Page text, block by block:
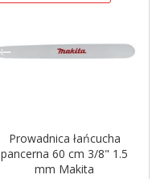
Prowadnica łańcucha
pancerna 60 cm 3/8" 1.5
mm Makita